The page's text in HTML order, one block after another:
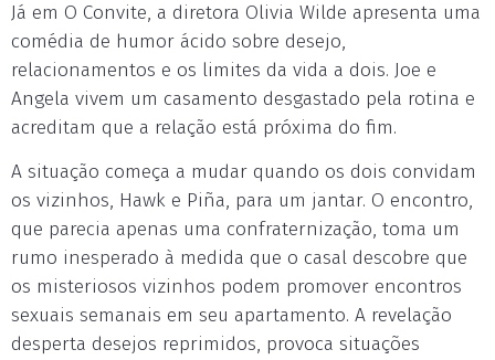
Já em O Convite, a diretora Olivia Wilde apresenta uma
comédia de humor ácido sobre desejo,
relacionamentos e os limites da vida a dois. Joe e
Angela vivem um casamento desgastado pela rotina e
acreditam que a relação está próxima do fim.
A situação começa a mudar quando os dois convidam
os vizinhos, Hawk e Piña, para um jantar. O encontro,
que parecia apenas uma confraternização, toma um
rumo inesperado à medida que o casal descobre que
os misteriosos vizinhos podem promover encontros
sexuais semanais em seu apartamento. A revelação
desperta desejos reprimidos, provoca situações